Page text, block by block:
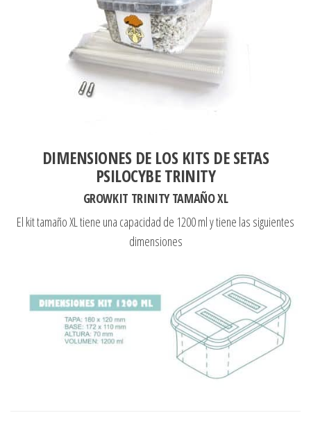
DIMENSIONES DE LOS KITS DE SETAS
PSILOCYBE TRINITY
GROWKIT TRINITY TAMAÑO XL
El kit tamaño XL tiene una capacidad de 1200 ml y tiene las siguientes
dimensiones